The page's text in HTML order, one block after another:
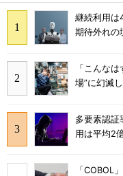
継続利用
期待外れの
「こんな
場”に幻滅
多要素認
用は平均2
「COBOL